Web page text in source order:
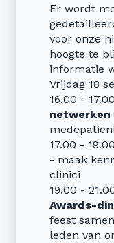
Er wordt
voor onze
hoogte te
informatie
Vrijdag 18
16.00 -
netwerken
17.00 -
- maak
clinici
19.00 -
Awards-
feest
leden van